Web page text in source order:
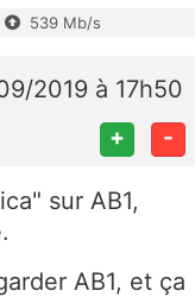
539 Mb/s
2019 à 17h50
+ -
sur AB1,
AB1, et ça